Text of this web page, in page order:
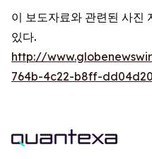
이 보도자료와 관련된 사진
있다.
http://
764b-4c22-b8ff-